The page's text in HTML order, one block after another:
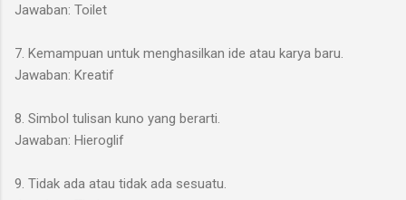
Jawaban: Toilet
7. Kemampuan untuk menghasilkan ide atau karya baru.
Jawaban: Kreatif
8. Simbol tulisan kuno yang berarti.
Jawaban: Hieroglif
9. Tidak ada atau tidak ada sesuatu.